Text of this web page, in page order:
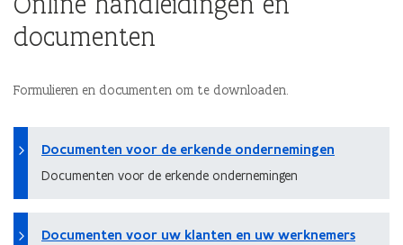
documenten
Formulieren en documenten om te downloaden.
Documenten voor de erkende ondernemingen
Documenten voor de erkende ondernemingen
Documenten voor uw klanten en uw werknemers